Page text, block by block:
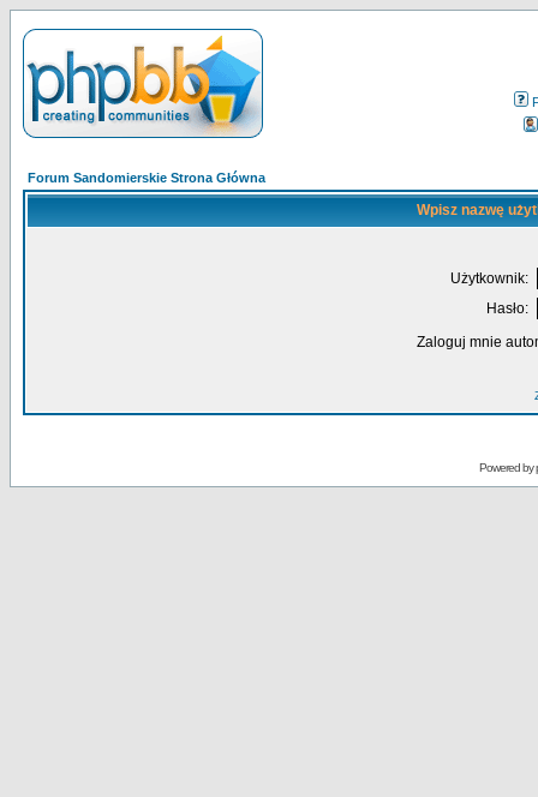
Forum Sandomierskie Strona Główna
Wpisz nazwę
Użytkownik:
Hasło:
Zaloguj mnie
Powered by